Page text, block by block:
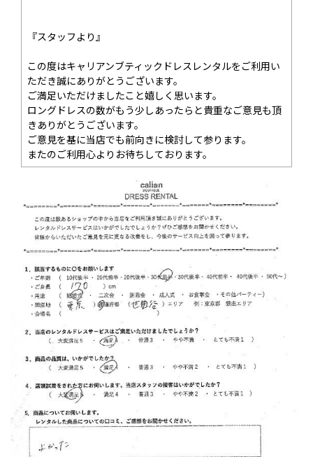
『スタッフより』
この度はキャリアンブティックドレスレンタルをご利用い
ただき誠にありがとうございます。
ご満足いただけましたこと嬉しく思います。
ロングドレスの数がもう少しあったらと貴重なご意見も頂
きありがとうございます。
ご意見を基に当店でも前向きに検討して参ります。
またのご利用心よりお待ちしております。